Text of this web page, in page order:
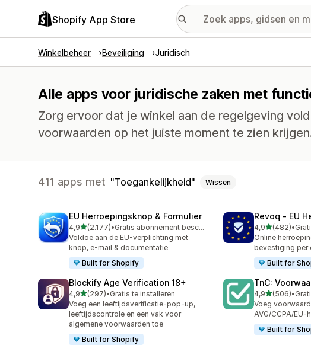
Shopify App Store
Winkelbeheer Beveiliging Juridisch
Alle apps voor juridische zaken met
Zorg ervoor dat je winkel aan de regelgeving
voorwaarden op het juiste moment te zien
411 apps met Toegankelijkheid Wissen
EU Herroepingsknop & Formulier
4,9van 5 sterren
(2.177)
2177 recensies in totaal
•
Gratis abonnement beschikbaar
Voldoe aan de EU-verplichting met
knop, e-mail & documentatie
Built for Shopify
Revoq ‑ EU
4,9van 5 sterren
(482)
482 recensies
•
Online
bevestiging per
Built for
Blockify Age Verification 18+
4,9van 5 sterren
(297)
297 recensies in totaal
•Gratis te installeren
Voeg een leeftijdsverificatie-pop-up,
leeftijdscontrole en een vak voor
algemene voorwaarden toe
Built for Shopify
TnC:
4,9van 5 sterren
(506)
506 recensies
•
Voeg
AVG/CCPA/
Built for